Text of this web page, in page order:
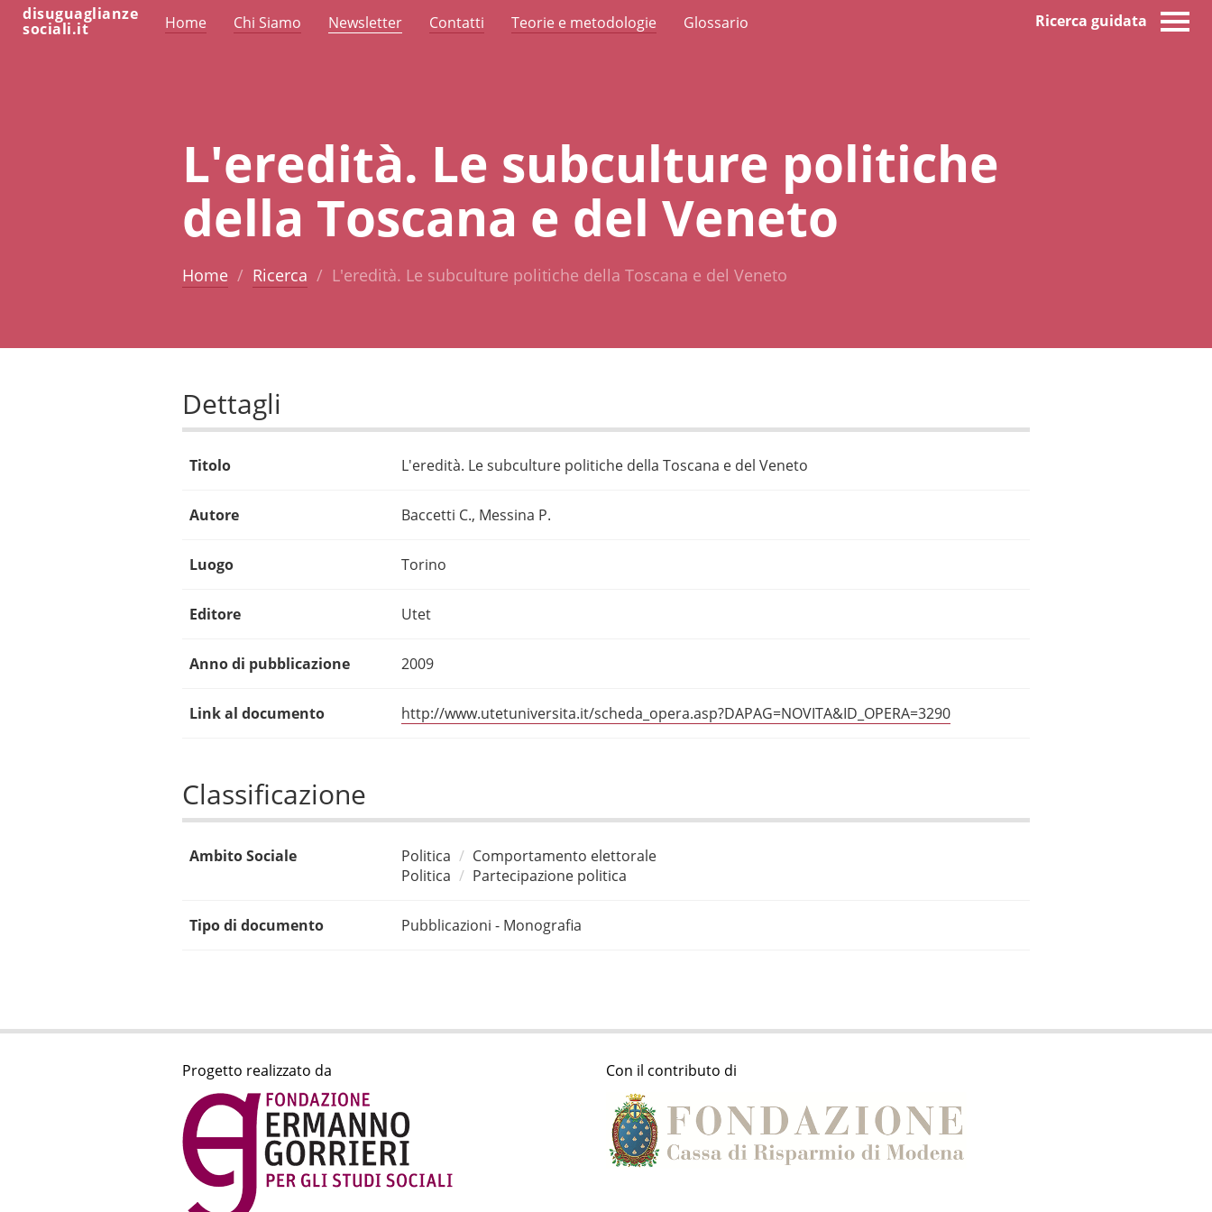
disuguaglianze
sociali.it Home Chi Siamo Newsletter Contatti Teorie e metodologie Glossario Ricerca guidata
L'eredità. Le subculture politiche
della Toscana e del Veneto
Home Ricerca L'eredità. Le subculture politiche della Toscana e del Veneto
Dettagli
Titolo L'eredità. Le subculture politiche della Toscana e del Veneto
Autore Baccetti C., Messina P.
Luogo Torino
Editore Utet
Anno di pubblicazione 2009
Link al documento http://www.utetuniversita.it/scheda_opera.asp?DAPAG=NOVITA&ID_OPERA=3290
Classificazione
Ambito Sociale Politica
Comportamento elettorale
Politica
Partecipazione politica
Tipo di documento Pubblicazioni - Monografia
Progetto realizzato da Con il contributo di